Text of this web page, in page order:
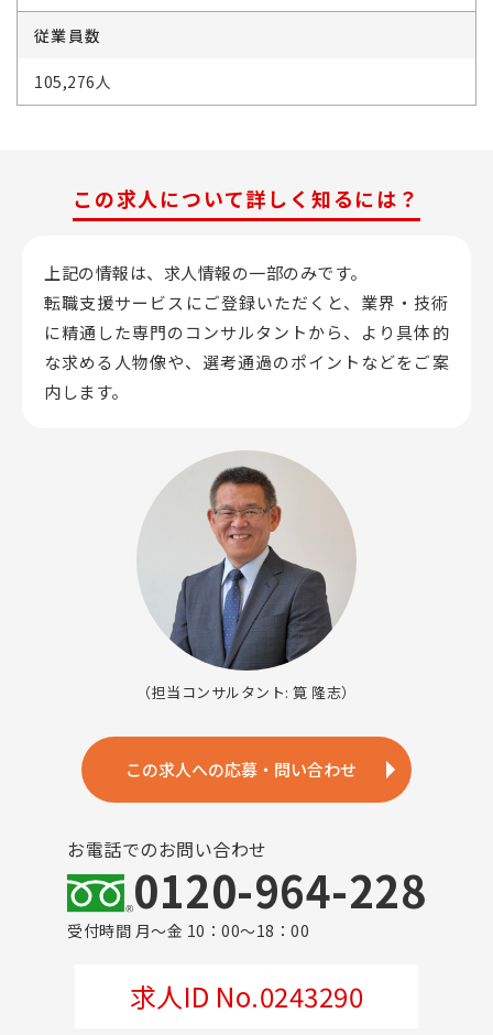
従業員数
105,276人
この求人について詳しく知るには？
上記の情報は、求人情報の一部のみです。
転職支援サービスにご登録いただくと、業界・技術
に精通した専門のコンサルタントから、 より具体的
な求める人物像や、選考通過のポイントなどをご案
内します。
（担当コンサルタント: 筧 隆志）
この求人への応募・問い合わせ
お電話でのお問い合わせ
0120-964-228
受付時間 月～金 10：00～18：00
求人ID No.0243290